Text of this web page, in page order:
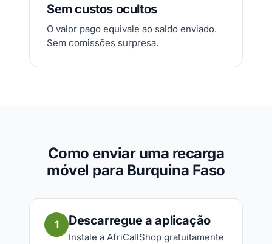
Sem custos ocultos
O valor pago equivale ao saldo enviado.
Sem comissões surpresa.
Como enviar uma recarga
móvel para Burquina Faso
1 Descarregue a aplicação
Instale a AfriCallShop gratuitamente